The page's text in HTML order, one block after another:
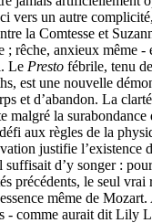
vers un autre
la Comtesse et
rêche, anxieux même -
Le Presto fébrile, tenu
est une nouvelle
et d’abandon. La clarté
malgré la surabondance
aux règles de la
justifie l’existence
d’y songer :
précédents, le seul vrai
même de
- comme aurait dit Lily